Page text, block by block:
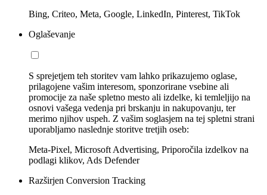
Bing, Criteo, Meta, Google, LinkedIn, Pinterest, TikTok
Oglaševanje
S sprejetjem teh storitev vam lahko prikazujemo oglase,
prilagojene vašim interesom, sponzorirane vsebine ali
promocije za naše spletno mesto ali izdelke, ki temleljijo na
osnovi vašega vedenja pri brskanju in nakupovanju, ter
merimo njihov uspeh. Z vašim soglasjem na tej spletni strani
uporabljamo naslednje storitve tretjih oseb:
Meta-Pixel, Microsoft Advertising, Priporočila izdelkov na
podlagi klikov, Ads Defender
Razširjen Conversion Tracking